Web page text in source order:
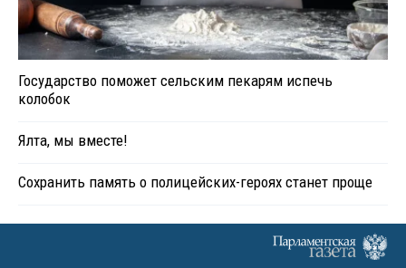
Государство поможет сельским пекарям испечь
колобок
Ялта, мы вместе!
Сохранить память о полицейских-героях станет проще